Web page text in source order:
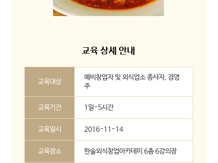
교육 상세 안내
교육대상
예비창업자 및 외식업소 종사자, 경영
주
교육기간 1일-5시간
교육일시 2016-11-14
교육장소 한솔외식창업아카데미 6층 6강의장